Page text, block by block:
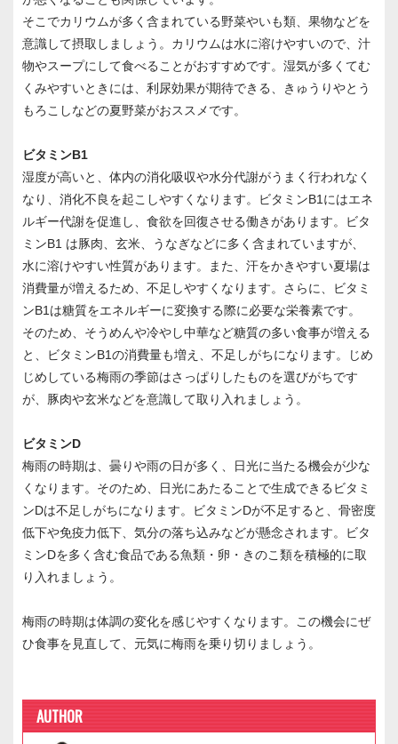
そこでカリウムが多く含まれている野菜やいも類、果物などを
意識して摂取しましょう。カリウムは水に溶けやすいので、汁
物やスープにして食べることがおすすめです。湿気が多くてむ
くみやすいときには、利尿効果が期待できる、きゅうりやとう
もろこしなどの夏野菜がおススメです。
ビタミンB1
湿度が高いと、体内の消化吸収や水分代謝がうまく行われなく
なり、消化不良を起こしやすくなります。ビタミンB1にはエネ
ルギー代謝を促進し、食欲を回復させる働きがあります。ビタ
ミンB1 は豚肉、玄米、うなぎなどに多く含まれていますが、
水に溶けやすい性質があります。また、汗をかきやすい夏場は
消費量が増えるため、不足しやすくなります。さらに、ビタミ
ンB1は糖質をエネルギーに変換する際に必要な栄養素です。
そのため、そうめんや冷やし中華など糖質の多い食事が増える
と、ビタミンB1の消費量も増え、不足しがちになります。じめ
じめしている梅雨の季節はさっぱりしたものを選びがちです
が、豚肉や玄米などを意識して取り入れましょう。
ビタミンD
梅雨の時期は、曇りや雨の日が多く、日光に当たる機会が少な
くなります。そのため、日光にあたることで生成できるビタミ
ンDは不足しがちになります。ビタミンDが不足すると、骨密度
低下や免疫力低下、気分の落ち込みなどが懸念されます。ビタ
ミンDを多く含む食品である魚類・卵・きのこ類を積極的に取
り入れましょう。
梅雨の時期は体調の変化を感じやすくなります。この機会にぜ
ひ食事を見直して、元気に梅雨を乗り切りましょう。
AUTHOR